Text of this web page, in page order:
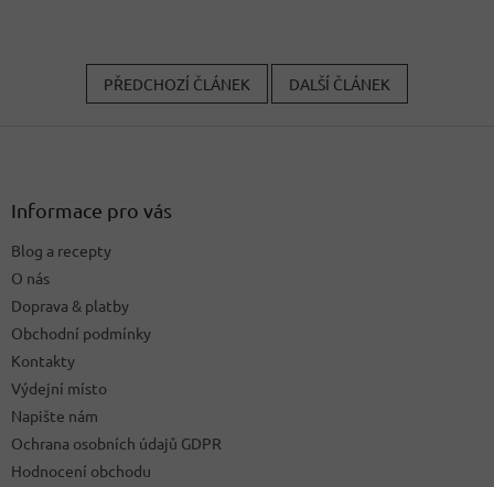
PŘEDCHOZÍ ČLÁNEK DALŠÍ ČLÁNEK
Informace pro vás
Blog a recepty
O nás
Doprava & platby
Obchodní podmínky
Kontakty
Výdejní místo
Napište nám
Ochrana osobních údajů GDPR
Hodnocení obchodu